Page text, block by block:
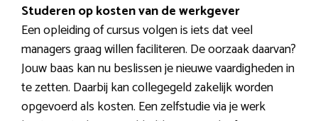
Studeren op kosten van de werkgever
Een opleiding of cursus volgen is iets dat veel
managers graag willen faciliteren. De oorzaak daarvan?
Jouw baas kan nu beslissen je nieuwe vaardigheden in
te zetten. Daarbij kan collegegeld zakelijk worden
opgevoerd als kosten. Een zelfstudie via je werk